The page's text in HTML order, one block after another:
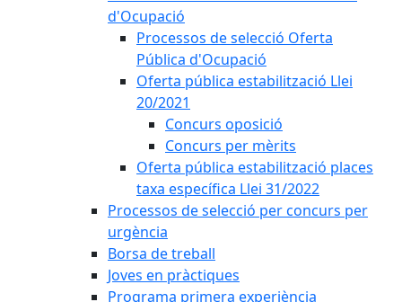
d'Ocupació
Processos de selecció Oferta
Pública d'Ocupació
Oferta pública estabilització Llei
20/2021
Concurs oposició
Concurs per mèrits
Oferta pública estabilització places
taxa específica Llei 31/2022
Processos de selecció per concurs per
urgència
Borsa de treball
Joves en pràctiques
Programa primera experiència